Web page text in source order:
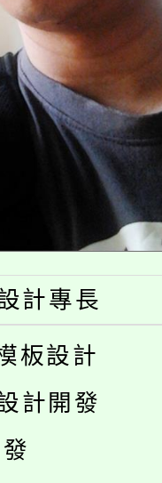
計專長
板設計
計開發